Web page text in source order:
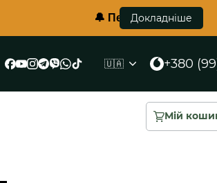
🔔 Перший в Україні
Докладніше
🇺🇦 +380
Мій